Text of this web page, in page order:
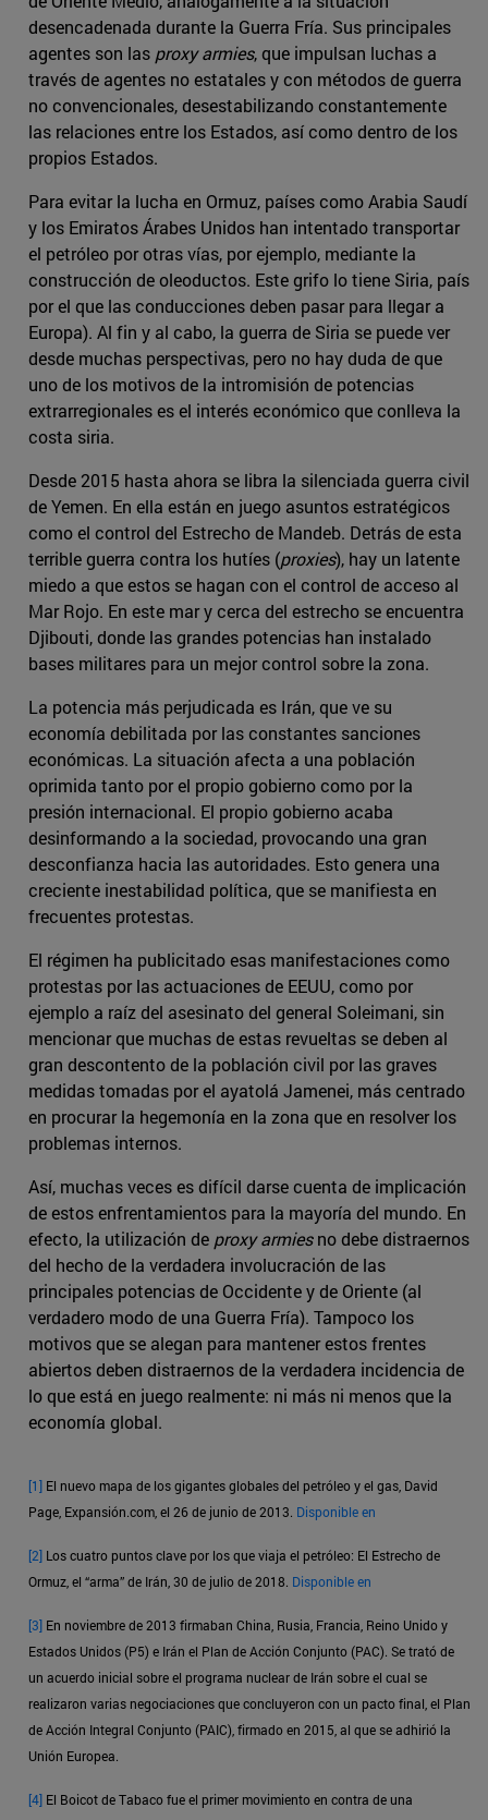
desencadenada durante la Guerra Fría. Sus principales
agentes son las proxy armies, que impulsan luchas a
través de agentes no estatales y con métodos de guerra
no convencionales, desestabilizando constantemente
las relaciones entre los Estados, así como dentro de los
propios Estados.
Para evitar la lucha en Ormuz, países como Arabia Saudí
y los Emiratos Árabes Unidos han intentado transportar
el petróleo por otras vías, por ejemplo, mediante la
construcción de oleoductos. Este grifo lo tiene Siria, país
por el que las conducciones deben pasar para llegar a
Europa). Al fin y al cabo, la guerra de Siria se puede ver
desde muchas perspectivas, pero no hay duda de que
uno de los motivos de la intromisión de potencias
extrarregionales es el interés económico que conlleva la
costa siria.
Desde 2015 hasta ahora se libra la silenciada guerra civil
de Yemen. En ella están en juego asuntos estratégicos
como el control del Estrecho de Mandeb. Detrás de esta
terrible guerra contra los hutíes (proxies), hay un latente
miedo a que estos se hagan con el control de acceso al
Mar Rojo. En este mar y cerca del estrecho se encuentra
Djibouti, donde las grandes potencias han instalado
bases militares para un mejor control sobre la zona.
La potencia más perjudicada es Irán, que ve su
economía debilitada por las constantes sanciones
económicas. La situación afecta a una población
oprimida tanto por el propio gobierno como por la
presión internacional. El propio gobierno acaba
desinformando a la sociedad, provocando una gran
desconfianza hacia las autoridades. Esto genera una
creciente inestabilidad política, que se manifiesta en
frecuentes protestas.
El régimen ha publicitado esas manifestaciones como
protestas por las actuaciones de EEUU, como por
ejemplo a raíz del asesinato del general Soleimani, sin
mencionar que muchas de estas revueltas se deben al
gran descontento de la población civil por las graves
medidas tomadas por el ayatolá Jamenei, más centrado
en procurar la hegemonía en la zona que en resolver los
problemas internos.
Así, muchas veces es difícil darse cuenta de implicación
de estos enfrentamientos para la mayoría del mundo. En
efecto, la utilización de proxy armiesno debe distraernos
del hecho de la verdadera involucración de las
principales potencias de Occidente y de Oriente (al
verdadero modo de una Guerra Fría). Tampoco los
motivos que se alegan para mantener estos frentes
abiertos deben distraernos de la verdadera incidencia de
lo que está en juego realmente: ni más ni menos que la
economía global.
[1] El nuevo mapa de los gigantes globales del petróleo y el gas, David
Page, Expansión.com, el 26 de junio de 2013. Disponible en
[2] Los cuatro puntos clave por los que viaja el petróleo: El Estrecho de
Ormuz, el “arma” de Irán, 30 de julio de 2018. Disponible en
[3] En noviembre de 2013 firmaban China, Rusia, Francia, Reino Unido y
Estados Unidos (P5) e Irán el Plan de Acción Conjunto (PAC). Se trató de
un acuerdo inicial sobre el programa nuclear de Irán sobre el cual se
realizaron varias negociaciones que concluyeron con un pacto final, el Plan
de Acción Integral Conjunto (PAIC), firmado en 2015, al que se adhirió la
Unión Europea.
[4] El Boicot de Tabaco fue el primer movimiento en contra de una